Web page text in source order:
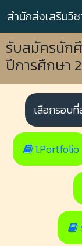
สำนักส่งเสริมวิ
รับสมัครนัก
ปีการศึกษา
เลือกรอบ
1.Portfolio